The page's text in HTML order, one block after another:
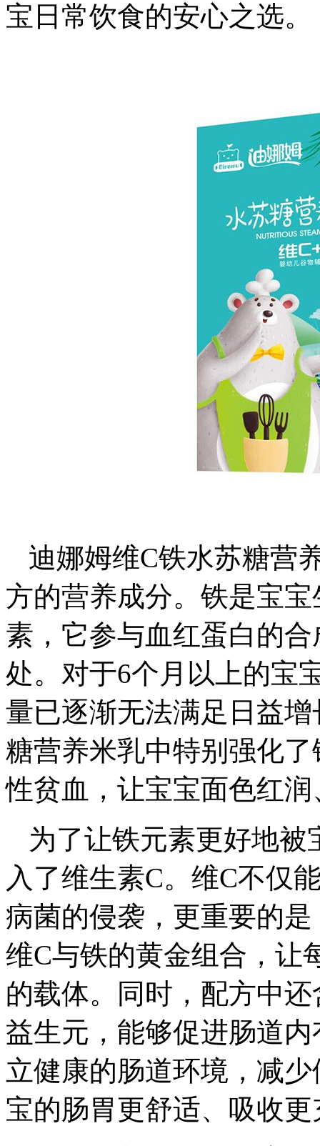
宝日常饮食的安心之选。
迪娜姆维C铁水苏糖营
方的营养成分。铁是宝
素，它参与血红蛋白的
处。对于6个月以上的宝
量已逐渐无法满足日益
糖营养米乳中特别强化
性贫血，让宝宝面色红
为了让铁元素更好地
入了维生素C。维C不仅
病菌的侵袭，更重要的
维C与铁的黄金组合，让
的载体。同时，配方中
益生元，能够促进肠道
立健康的肠道环境，减
宝的肠胃更舒适、吸收更